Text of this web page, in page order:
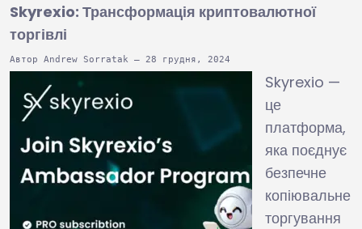
Skyrexio: Трансформація криптовалютної
торгівлі
Автор Andrew Sorratak – 28 грудня, 2024
Skyrexio —
це
платформа,
яка поєднує
безпечне
копіювальне
торгування